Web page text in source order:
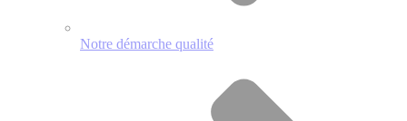
Notre démarche qualité